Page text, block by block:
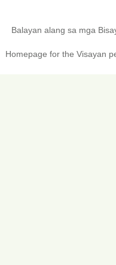
Balayan alang sa mga
Homepage for the Visayan